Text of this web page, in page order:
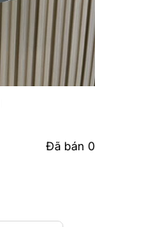
Đã bán0